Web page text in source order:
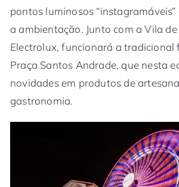
pontos luminosos
a ambientação. Junto com a Vila
Electrolux, funcionará a tradicional
Praça Santos Andrade, que nesta
novidades em produtos de
gastronomia.